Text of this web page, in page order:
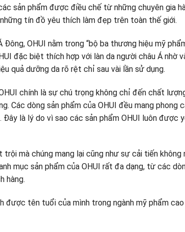
sản phẩm được điều chế từ những chuyên gia
tín đồ yêu thích làm đẹp trên toàn thế giới.
OHUI nằm trong “bộ ba thương hiệu mỹ
đặc biệt thích hợp với làn da người châu Á nhờ
quả dưỡng da rõ rệt chỉ sau vài lần sử dụng.
chính là sự chú trọng không chỉ đến chất
Các dòng sản phẩm của OHUI đều mang phong
là lý do vì sao các sản phẩm OHUI luôn được
mà chúng mang lại cũng như sự cải tiến
mục sản phẩm của OHUI rất đa dạng, từ các
hàng.
được tên tuổi của mình trong ngành mỹ phẩm